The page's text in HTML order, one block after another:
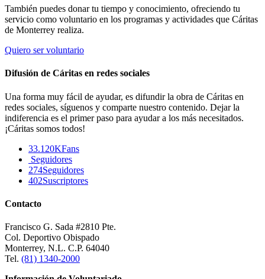
También puedes donar tu tiempo y conocimiento, ofreciendo tu
servicio como voluntario en los programas y actividades que Cáritas
de Monterrey realiza.
Quiero ser voluntario
Difusión de Cáritas en redes sociales
Una forma muy fácil de ayudar, es difundir la obra de Cáritas en
redes sociales, síguenos y comparte nuestro contenido. Dejar la
indiferencia es el primer paso para ayudar a los más necesitados.
¡Cáritas somos todos!
33.120KFans
Seguidores
274Seguidores
402Suscriptores
Contacto
Francisco G. Sada #2810 Pte.
Col. Deportivo Obispado
Monterrey, N.L. C.P. 64040
Tel. (81) 1340-2000